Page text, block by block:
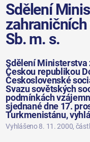
Sdělení
Sb. m. s.
Sdělení Ministerstva
Českou republikou
Československé
Svazu sovětských
podmínkách
sjednané dne 17.
Turkmenistánu,
Vyhlášeno 8. 11. 2000,